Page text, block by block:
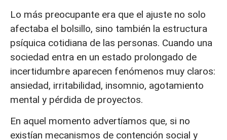
Lo más preocupante era que el ajuste no solo
afectaba el bolsillo, sino también la estructura
psíquica cotidiana de las personas. Cuando una
sociedad entra en un estado prolongado de
incertidumbre aparecen fenómenos muy claros:
ansiedad, irritabilidad, insomnio, agotamiento
mental y pérdida de proyectos.
En aquel momento advertíamos que, si no
existían mecanismos de contención social y